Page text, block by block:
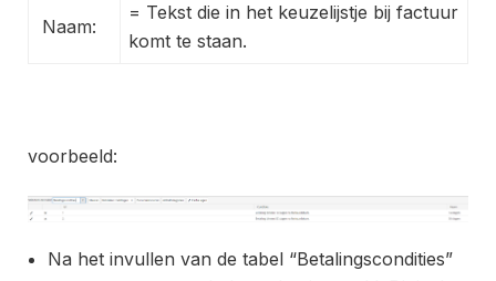
Naam:
= Tekst die in het keuzelijstje bij factuur
komt te staan.
voorbeeld:
Na het invullen van de tabel “Betalingscondities”